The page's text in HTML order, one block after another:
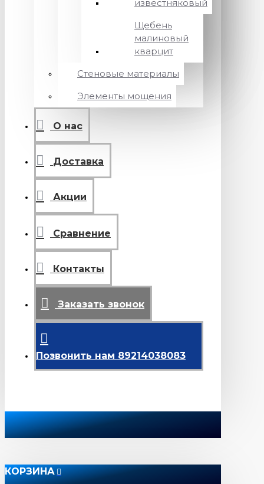
известняковый
Щебень
малиновый
кварцит
Стеновые материалы
Элементы мощения
О нас
Доставка
Акции
Сравнение
Контакты
Заказать звонок
Позвонить нам 89214038083
КОРЗИНА